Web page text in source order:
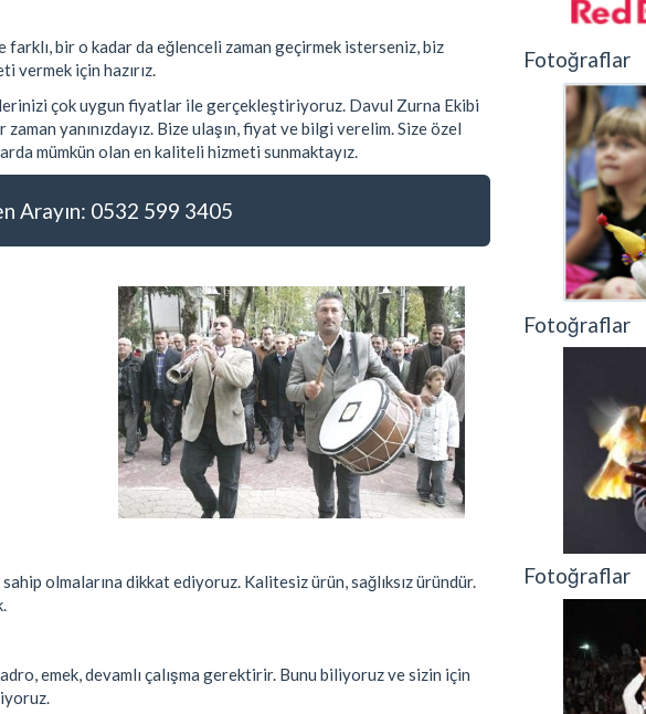
bir o kadar da eğlenceli zaman geçirmek isterseniz, biz
vermek için hazırız.
çok uygun fiyatlar ile gerçekleştiriyoruz. Davul Zurna Ekibi
yanınızdayız. Bize ulaşın, fiyat ve bilgi verelim. Size özel
mümkün olan en kaliteli hizmeti sunmaktayız.
Arayın: 0532 599 3405
olmalarına dikkat ediyoruz. Kalitesiz ürün, sağlıksız üründür.
emek, devamlı çalışma gerektirir. Bunu biliyoruz ve sizin için
Fotoğraflar
Fotoğraflar
Fotoğraflar